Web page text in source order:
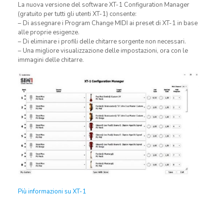
La nuova versione del software XT-1 Configuration Manager
(gratuito per tutti gli utenti XT-1) consente:
– Di assegnare i Program Change MIDI ai preset di XT-1 in base
alle proprie esigenze.
– Di eliminare i profili delle chitarre sorgente non necessari.
– Una migliore visualizzazione delle impostazioni, ora con le
immagini delle chitarre.
Più informazioni su XT-1